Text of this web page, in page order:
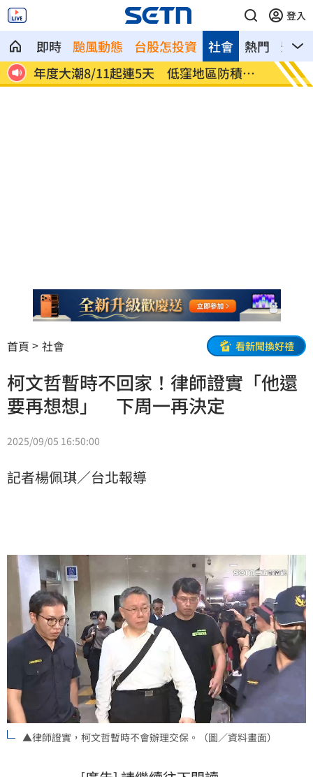
登入
即時 颱風動態 台股怎投資 熱門 影音
社會
年度大潮8/11起連5天 低窪地區防積淹
水
燒臘
首頁 社會 看新聞換好禮
柯文哲暫時不回家！律師證實「他還
要再想想」 下周一再決定
2025/09/05 16:50:00
記者楊佩琪／台北報導
▲律師證實，柯文哲暫時不會辦理交保。（圖／資料畫面）